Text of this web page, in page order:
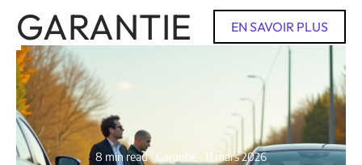
GARANTIE EN SAVOIR PLUS
8 min read Garantie 11 mars 2026